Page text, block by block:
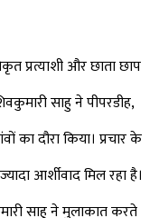
प्रत्याशी और छाता छाप
साहु ने पीपरडीह,
का दौरा किया। प्रचार के
आर्शीवाद मिल रहा है।
साहु ने मुलाकात करते